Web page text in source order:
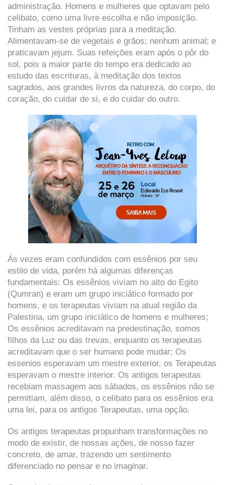
administração. Homens e mulheres que optavam pelo
celibato, como uma livre escolha e não imposição.
Tinham as vestes próprias para a meditação.
Alimentavam-se de vegetais e grãos; nenhum animal; e
praticavam jejum. Suas refeições eram após o pôr do
sol, pois a maior parte do tempo era dedicado ao
estudo das escrituras, à meditação dos textos
sagrados, aos grandes livros da natureza, do corpo, do
coração, do cuidar de si, e do cuidar do outro.
Ás vezes eram confundidos com essênios por seu
estilo de vida, porém há algumas diferenças
fundamentais: Os essênios viviam no alto do Egito
(Qumran) e eram um grupo iniciático formado por
homens, e os terapeutas viviam na atual região da
Palestina, um grupo iniciático de homens e mulheres;
Os essênios acreditavam na predestinação, somos
filhos da Luz ou das trevas, enquanto os terapeutas
acreditavam que o ser humano pode mudar; Os
essenios esperavam um mestre exterior, os Terapeutas
esperavam o mestre interior. Os antigos terapeutas
recebiam massagem aos sábados, os essênios não se
permitiam, além disso, o celibato para os essênios era
uma lei, para os antigos Terapeutas, uma opção.
Os antigos terapeutas propunham transformações no
modo de existir, de nossas ações, de nosso fazer
concreto, de amar, trazendo um sentimento
diferenciado no pensar e no imaginar.